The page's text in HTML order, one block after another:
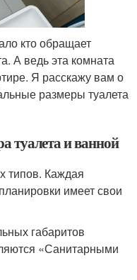
кто обращает
А ведь эта комната
Я расскажу вам о
размеры туалета
туалета и ванной
типов. Каждая
имеет свои
габаритов
«Санитарными